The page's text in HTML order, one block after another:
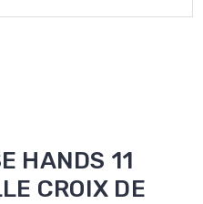
HANDS 11
CROIX DE